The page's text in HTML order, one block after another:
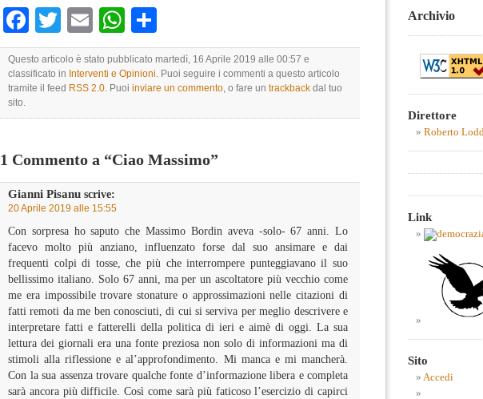
Facebook
TwitterEmailWhatsApp
Questo articolo è stato pubblicato martedì, 16 Aprile 2019 alle 00:57 e
classificato in Interventi e Opinioni. Puoi seguire i commenti a questo articolo
tramite il feed RSS 2.0. Puoi inviare un commento, o fare un trackback dal tuo
sito.
1 Commento a “Ciao Massimo”
Gianni Pisanu scrive:
20 Aprile 2019 alle 15:55
Con sorpresa ho saputo che Massimo Bordin aveva -solo- 67 anni. Lo
facevo molto più anziano, influenzato forse dal suo ansimare e dai
frequenti colpi di tosse, che più che interrompere punteggiavano il suo
bellissimo italiano. Solo 67 anni, ma per un ascoltatore più vecchio come
me era impossibile trovare stonature o approssimazioni nelle citazioni di
fatti remoti da me ben conosciuti, di cui si serviva per meglio descrivere e
interpretare fatti e fatterelli della politica di ieri e aimè di oggi. La sua
lettura dei giornali era una fonte preziosa non solo di informazioni ma di
stimoli alla riflessione e al’approfondimento. Mi manca e mi mancherà.
Con la sua assenza trovare qualche fonte d’informazione libera e completa
sarà ancora più difficile. Così come sarà più faticoso l’esercizio di capirci
Archivio
Direttore
Roberto
Link
Sito
Accedi